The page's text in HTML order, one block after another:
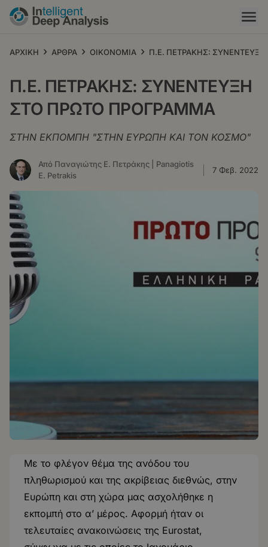
Παράκαμψη
προς
κυρίως
ΑΡΧΙΚΗ › ΑΡΘΡΑ › ΟΙΚΟΝΟΜΙΑ › Π.Ε. ΠΕΤΡΑΚΗΣ:
Π.Ε. ΠΕΤΡΑΚΗΣ: ΣΥΝΕΝΤΕΥΞΗ
ΣΤΟ ΠΡΩΤΟ ΠΡΟΓΡΑΜΜΑ
ΣΤΗΝ ΕΚΠΟΜΠΗ "ΣΤΗΝ ΕΥΡΩΠΗ ΚΑΙ ΤΟΝ ΚΟΣΜΟ"
Από Παναγιώτης Ε. Πετράκης | Panagiotis
E. Petrakis
7 Φεβ. 2022
Mε το φλέγον θέμα της ανόδου του
πληθωρισμού και της ακρίβειας διεθνώς, στην
Ευρώπη και στη χώρα μας ασχολήθηκε η
εκπομπή στο α’ μέρος. Αφορμή ήταν οι
τελευταίες ανακοινώσεις της Eurostat,